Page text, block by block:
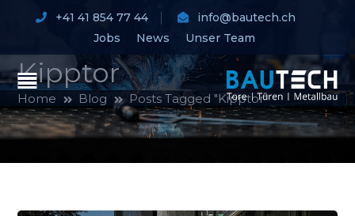
+41 41 854 77 44
info@bautech.ch
Jobs
News Unser Team
Kipptor
Home Blog Posts Tagged "Kipptor"